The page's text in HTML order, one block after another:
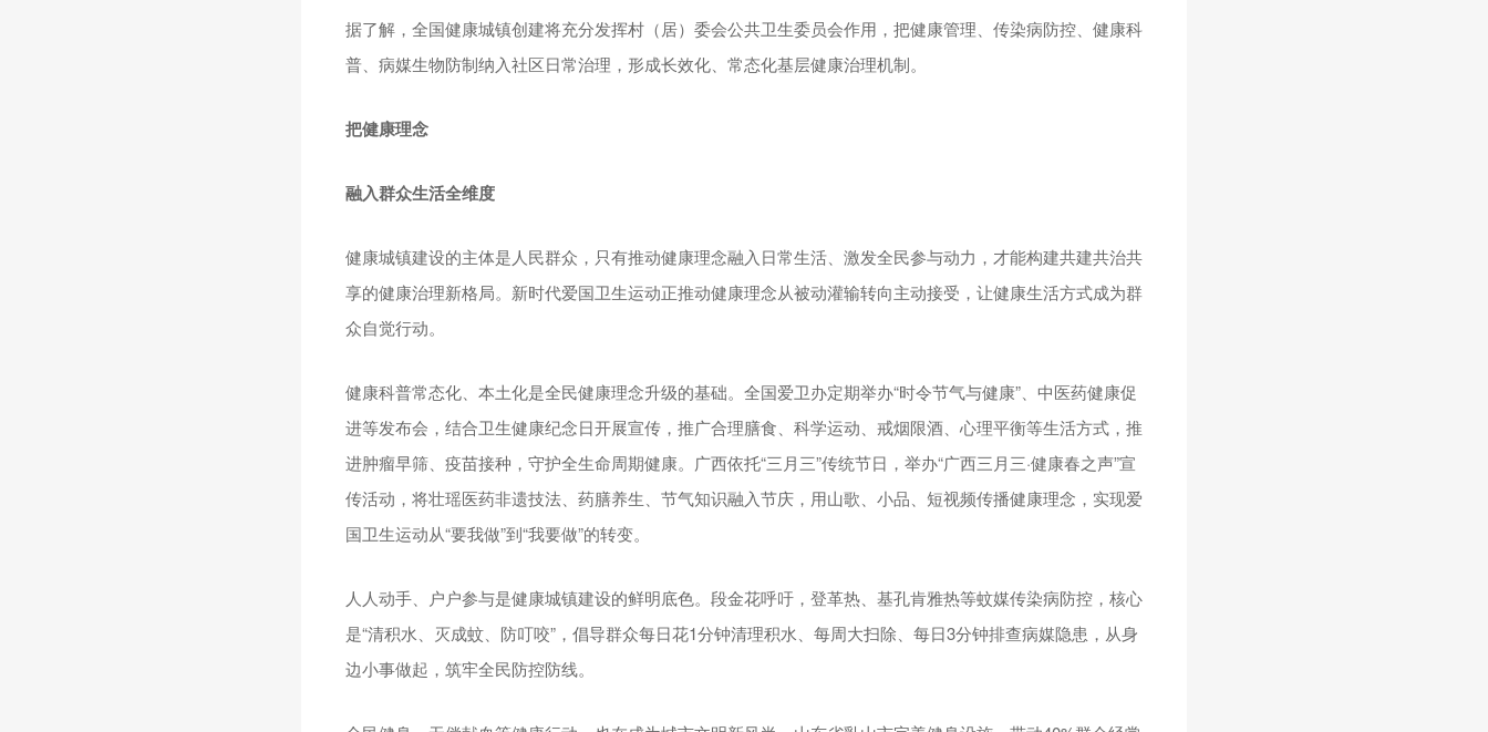
据了解，全国健康城镇创建将充分发挥村（居）委会公共卫生委员会作用，把健康管理、传染病防控、健康科
普、病媒生物防制纳入社区日常治理，形成长效化、常态化基层健康治理机制。
把健康理念
融入群众生活全维度
健康城镇建设的主体是人民群众，只有推动健康理念融入日常生活、激发全民参与动力，才能构建共建共治共
享的健康治理新格局。新时代爱国卫生运动正推动健康理念从被动灌输转向主动接受，让健康生活方式成为群
众自觉行动。
健康科普常态化、本土化是全民健康理念升级的基础。全国爱卫办定期举办“时令节气与健康”、中医药健康促
进等发布会，结合卫生健康纪念日开展宣传，推广合理膳食、科学运动、戒烟限酒、心理平衡等生活方式，推
进肿瘤早筛、疫苗接种，守护全生命周期健康。广西依托“三月三”传统节日，举办“广西三月三·健康春之声”宣
传活动，将壮瑶医药非遗技法、药膳养生、节气知识融入节庆，用山歌、小品、短视频传播健康理念，实现爱
国卫生运动从“要我做”到“我要做”的转变。
人人动手、户户参与是健康城镇建设的鲜明底色。段金花呼吁，登革热、基孔肯雅热等蚊媒传染病防控，核心
是“清积水、灭成蚊、防叮咬”，倡导群众每日花1分钟清理积水、每周大扫除、每日3分钟排查病媒隐患，从身
边小事做起，筑牢全民防控防线。